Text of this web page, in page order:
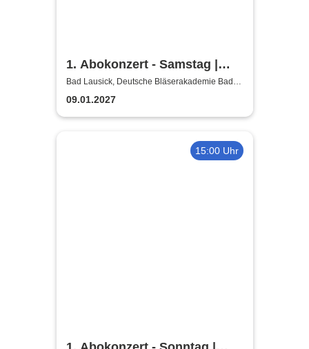
1. Abokonzert - Samstag |
Sächsische
Bläserphilharmonie
Bad Lausick, Deutsche Bläserakademie Bad
Lausick
09.01.2027
15:00 Uhr